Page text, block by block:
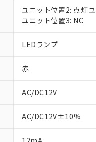
ユニット位置2: 点灯
ユニット位置3: NC
LEDランプ
赤
AC/DC12V
AC/DC12V±10%
ご利用条件
以下の条件をお
※1 対応状況
対応予定：EU
対応予定なし：
調査・確認中：
非該当品：ライセ
※1 中国